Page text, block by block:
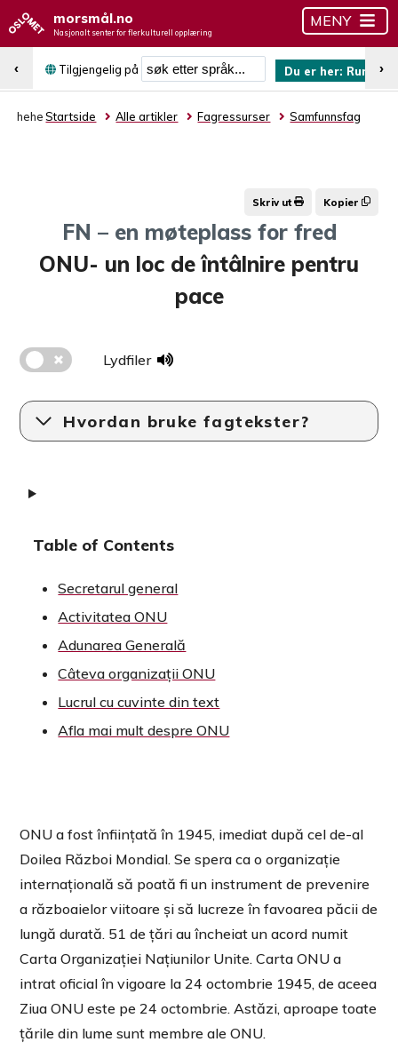
morsmål.no
Nasjonalt senter for flerkulturell opplæring
MENY
Tilgjengelig på
Søk etter språk
Du er her:
‹ ›
hehe Startside Alle artikler Fagressurser Samfunnsfag
Skriv ut Kopier
FN – en møteplass for fred
ONU- un loc de întâlnire pentru
pace
Lydfiler
Hvordan bruke fagtekster?
Table of Contents
Secretarul general
Activitatea ONU
Adunarea Generală
Câteva organizații ONU
Lucrul cu cuvinte din text
Afla mai mult despre ONU
ONU a fost înființată în 1945, imediat după cel de-al
Doilea Război Mondial. Se spera ca o organizație
internațională să poată fi un instrument de prevenire
a războaielor viitoare și să lucreze în favoarea păcii de
lungă durată. 51 de țări au încheiat un acord numit
Carta Organizației Națiunilor Unite. Carta ONU a
intrat oficial în vigoare la 24 octombrie 1945, de aceea
Ziua ONU este pe 24 octombrie. Astăzi, aproape toate
țările din lume sunt membre ale ONU.